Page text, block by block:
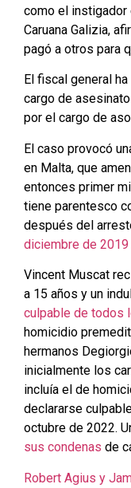
como el instigador
Caruana Galizia,
pagó a otros para
El fiscal general
cargo de
por el cargo de
El caso provocó
en Malta, que
entonces primer
tiene parentesco
después del
diciembre de 2019
Vincent Muscat
a 15 años y un
culpable de todos
homicidio
hermanos
inicialmente los
incluía el de
declararse
octubre de 2022.
sus condenas de
Robert Agius y